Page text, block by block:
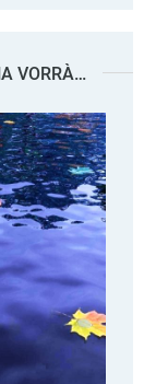
VORRÀ…